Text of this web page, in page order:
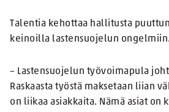
Talentia kehottaa hallitusta
keinoilla lastensuojelun ongelmiin.
– Lastensuojelun työvoimapula
Raskaasta työstä maksetaan liian
on liikaa asiakkaita. Nämä asiat on